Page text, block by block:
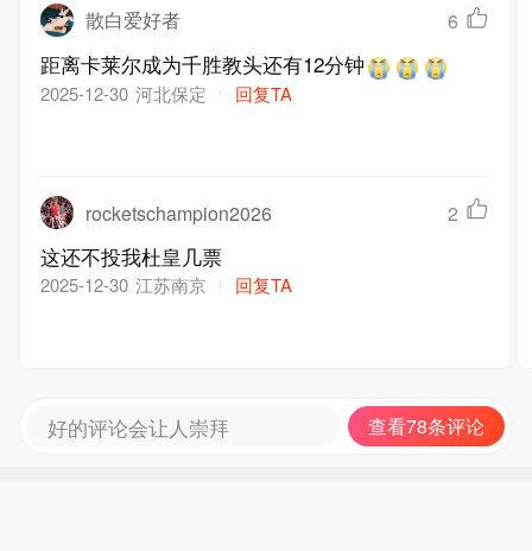
散白爱好者 6
距离卡莱尔成为千胜教头还有12分钟
2025-12-30 河北保定 回复TA
rocketschampion2026 2
这还不投我杜皇几票
2025-12-30 江苏南京 回复TA
好的评论会让人崇拜 查看78条评论